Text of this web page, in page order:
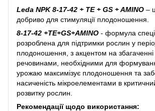
Leda NPK 8-17-42 + TE + GS + AMINO –
добриво для стимуляції плодоношення.
8-17-42 +TE+GS+AMINO - формула
розроблена для підтримки рослин у
плодоношення, з акцентом на
речовинами, необхідними для
урожаю максимізує плодоношення та
насиченість мікроелементами в
розвитку рослин.
Рекомендації щодо використання: